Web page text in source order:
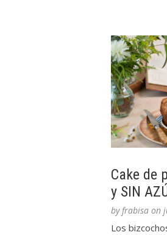
Cake de
y SIN
byfrabisa on
Los